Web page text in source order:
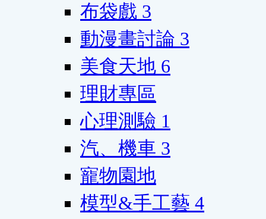
布袋戲 3
動漫畫討論 3
美食天地 6
理財專區
心理測驗 1
汽、機車 3
寵物園地
模型&手工藝 4